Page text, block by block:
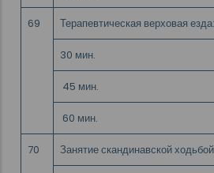
69 Терапевтическая верховая езда:
30 мин.
45 мин.
60 мин.
70 Занятие скандинавской